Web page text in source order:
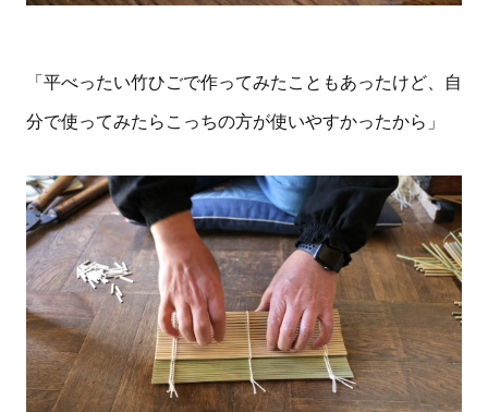
「平べったい竹ひごで作ってみたこともあったけど、自
分で使ってみたらこっちの方が使いやすかったから」